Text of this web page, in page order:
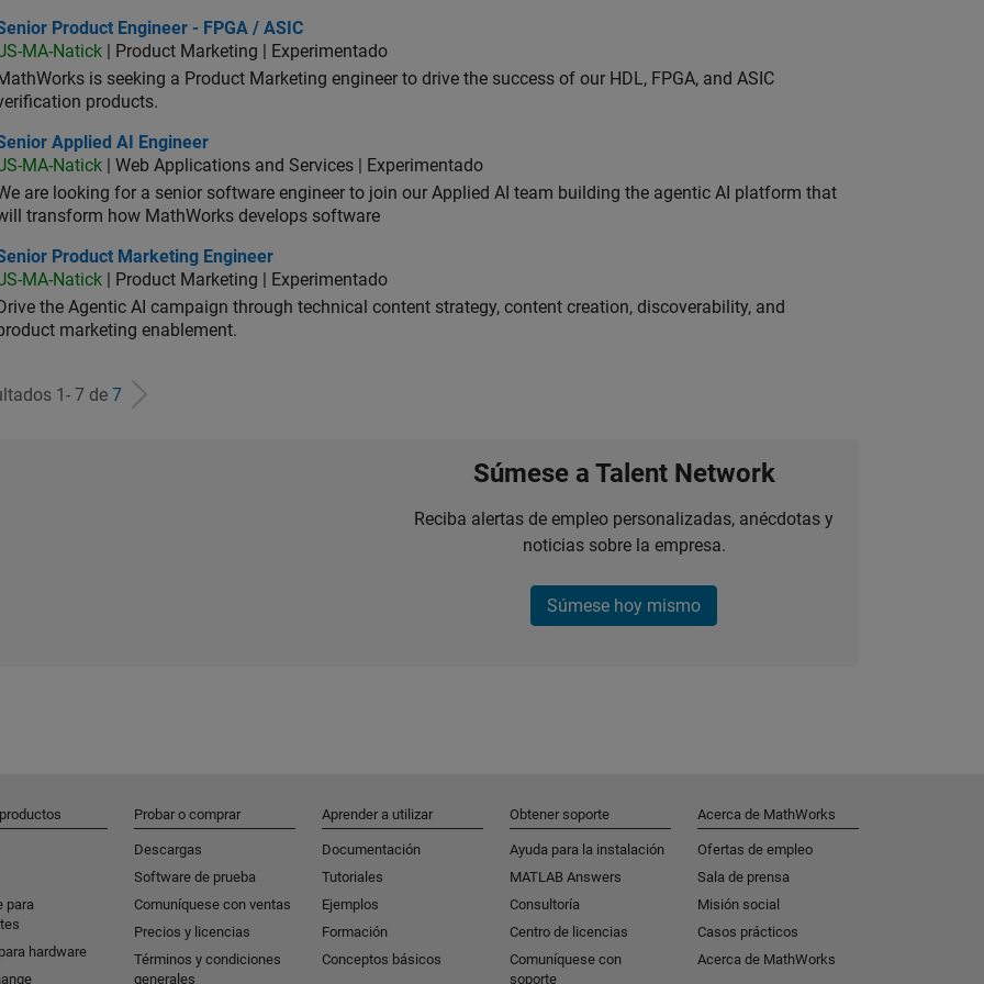
Product Engineer - FPGA / ASIC
Product Engineer - FPGA / ASIC
MA-Natick | Product Marketing | Experimentado
is seeking a Product Marketing engineer to drive the success of our HDL, FPGA, and ASIC
products.
Applied AI Engineer
Applied AI Engineer
MA-Natick | Web Applications and Services | Experimentado
are looking for a senior software engineer to join our Applied AI team building the agentic AI platform that
transform how MathWorks develops software
Product Marketing Engineer
Product Marketing Engineer
MA-Natick | Product Marketing | Experimentado
Drive the Agentic AI campaign through technical content strategy, content creation, discoverability, and
marketing enablement.
1- 7 de 7
Súmese a Talent Network
Reciba alertas de empleo personalizadas, anécdotas y
noticias sobre la empresa.
Súmese hoy mismo
para
hardware
Probar o comprar
Descargas
Software de prueba
Comuníquese con ventas
Precios y licencias
Términos y condiciones
generales
Aprender a utilizar
Documentación
Tutoriales
Ejemplos
Formación
Conceptos básicos
Obtener soporte
Ayuda para la instalación
MATLAB Answers
Consultoría
Centro de licencias
Comuníquese con
soporte
Acerca de MathWorks
Ofertas de empleo
Sala de prensa
Misión social
Casos prácticos
Acerca de MathWorks